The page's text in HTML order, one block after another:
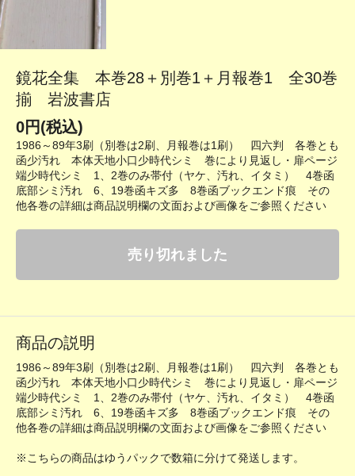
鏡花全集 本巻28＋別巻1＋月報巻1 全30巻
揃 岩波書店
0円(税込)
1986～89年3刷（別巻は2刷、月報巻は1刷） 四六判 各巻とも
函少汚れ 本体天地小口少時代シミ 巻により見返し・扉ページ
端少時代シミ 1、2巻のみ帯付（ヤケ、汚れ、イタミ） 4巻函
底部シミ汚れ 6、19巻函キズ多 8巻函ブックエンド痕 その
他各巻の詳細は商品説明欄の文面および画像をご参照ください
売り切れました
商品の説明
1986～89年3刷（別巻は2刷、月報巻は1刷） 四六判 各巻とも
函少汚れ 本体天地小口少時代シミ 巻により見返し・扉ページ
端少時代シミ 1、2巻のみ帯付（ヤケ、汚れ、イタミ） 4巻函
底部シミ汚れ 6、19巻函キズ多 8巻函ブックエンド痕 その
他各巻の詳細は商品説明欄の文面および画像をご参照ください
※こちらの商品はゆうパックで数箱に分けて発送します。